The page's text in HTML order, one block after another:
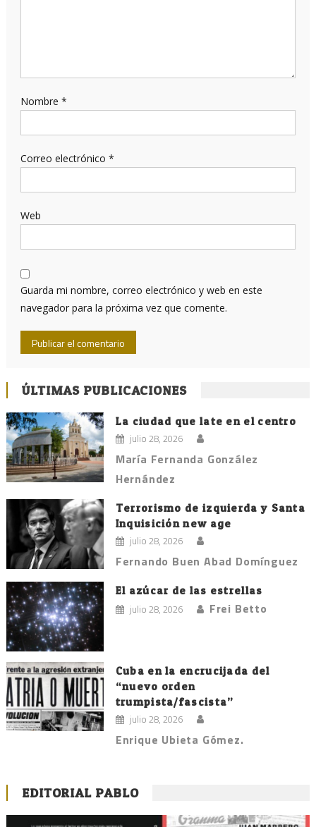
Nombre *
Correo electrónico *
Web
Guarda mi nombre, correo electrónico y web en este
navegador para la próxima vez que comente.
ÚLTIMAS PUBLICACIONES
La ciudad que late en el centro
julio 28, 2026
María Fernanda González
Hernández
Terrorismo de izquierda y Santa
Inquisición new age
julio 28, 2026
Fernando Buen Abad Domínguez
El azúcar de las estrellas
julio 28, 2026 Frei Betto
Cuba en la encrucijada del
“nuevo orden
trumpista/fascista”
julio 28, 2026
Enrique Ubieta Gómez.
EDITORIAL PABLO